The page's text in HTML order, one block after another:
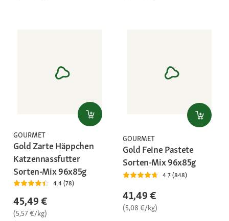
GOURMET
Gold Zarte Häppchen
Katzennassfutter
Sorten-Mix 96x85g
4.4 (78)
45,49 €
(5,57 €/kg)
GOURMET
Gold Feine Pastete
Sorten-Mix 96x85g
4.7 (848)
41,49 €
(5,08 €/kg)